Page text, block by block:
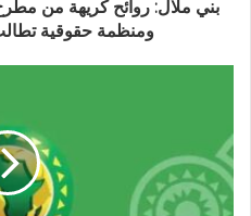
بني ملال: روائح كريهة من مطرح
ومنظمة حقوقية